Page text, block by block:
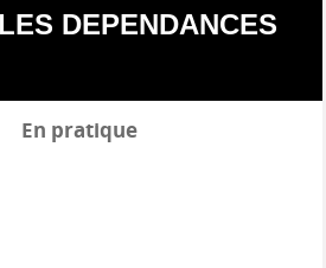
DEPENDANCES
En pratique